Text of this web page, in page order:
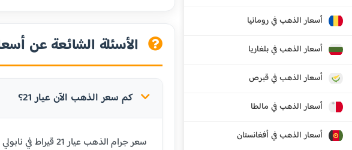
أسعار الذهب في رومانيا
أسعار الذهب في بلغاريا
أسعار الذهب في قبرص
أسعار الذهب في مالطا
أسعار الذهب في أفغانستان
الأسئلة الشائعة عن
كم سعر الذهب الآن عيار 21؟
سعر جرام الذهب عيار 21 قيراط في نابولي اليوم هو 103.52 يورو. يتم تحديث الأسعار بشكل يومي بناءً على أسعار السوق العالمية.